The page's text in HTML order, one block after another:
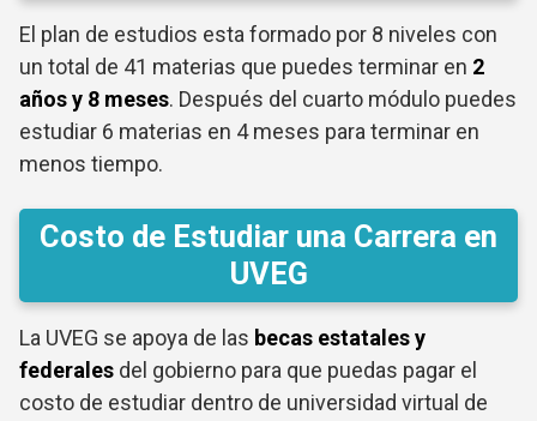
El plan de estudios esta formado por 8 niveles con
un total de 41 materias que puedes terminar en 2
años y 8 meses. Después del cuarto módulo puedes
estudiar 6 materias en 4 meses para terminar en
menos tiempo.
Costo de Estudiar una Carrera en
UVEG
La UVEG se apoya de las becas estatales y
federales del gobierno para que puedas pagar el
costo de estudiar dentro de universidad virtual de